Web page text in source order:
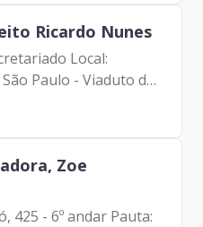
da...
Ricardo Nunes
Local:
Paulo - Viaduto do
Zoe
425 - 6º andar Pauta: